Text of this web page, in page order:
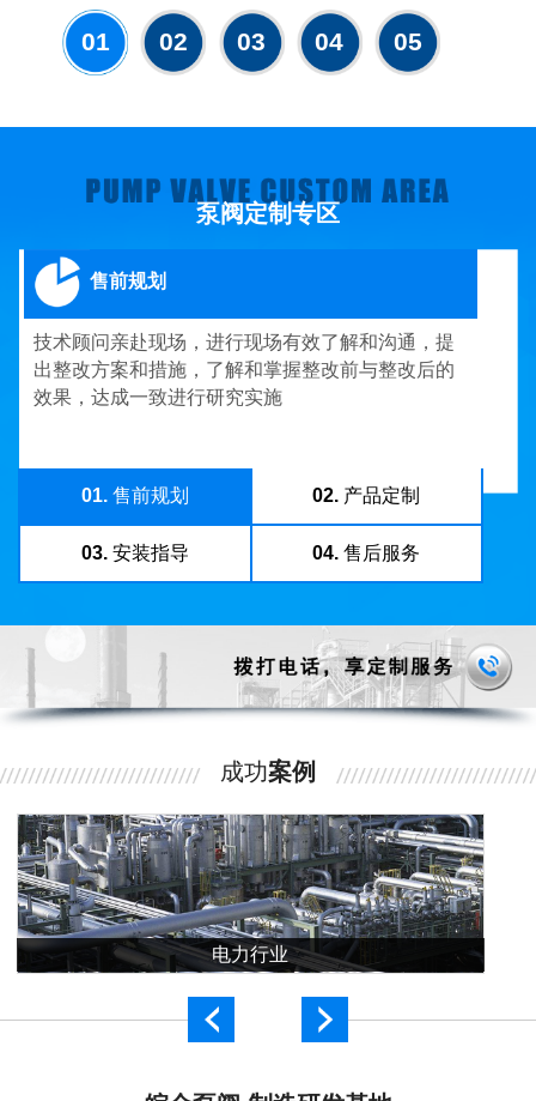
01 02 03 04 05
泵阀定制专区
售前规划
技术顾问亲赴现场，进行现场有效了解和沟通，提
出整改方案和措施，了解和掌握整改前与整改后的
效果，达成一致进行研究实施
01.售前规划 02. 产品定制
03.安装指导 04. 售后服务
成功案例
电力行业